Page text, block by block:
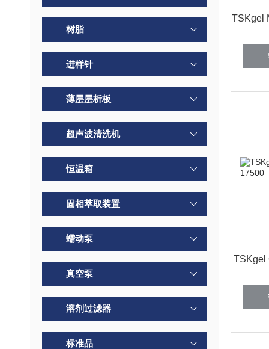
树脂
进样针
薄层层析板
超声波清洗机
恒温箱
固相萃取装置
蠕动泵
真空泵
溶剂过滤器
标准品
TSKgel
TSKgel